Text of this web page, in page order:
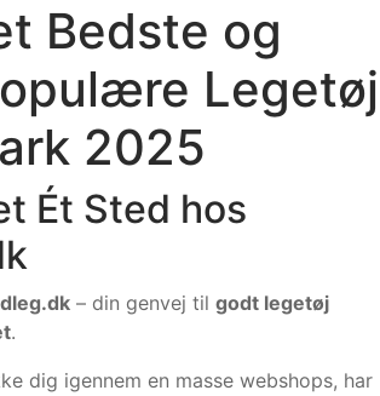
Bedste og
Legetøj
2025
Ét Sted hos
– din genvej til godt legetøj
.
dig igennem en masse webshops, har